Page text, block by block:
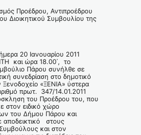
Προέδρου, Αντιπροέδρου
Διοικητικού Συμβουλίου της
20 Ιανουαρίου 2011
και ώρα 18.00΄, το
Πάρου συνήλθε σε
συνεδρίαση στο δημοτικό
Ξενοδοχείο «ΞΕΝΙΑ» ύστερα
πρωτ. 347/14.01.2011
του Προέδρου του, που
στον ειδικό χώρο
του Δήμου Πάρου και
αποδεικτικό στους
και στον